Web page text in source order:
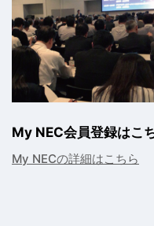
My NEC会員登録はこ
My NECの詳細はこちら